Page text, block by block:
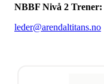
NBBF Nivå 2 Trener:
leder@arendaltitans.no